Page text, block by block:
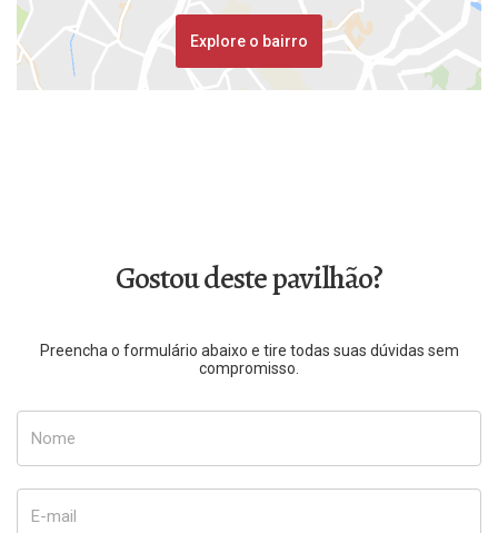
Explore o bairro
Gostou deste pavilhão?
Preencha o formulário abaixo e tire todas suas dúvidas sem
compromisso.